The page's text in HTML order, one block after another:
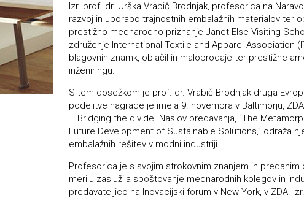
Izr. prof. dr. Urška Vrabič Brodnjak, profesorica na
razvoj in uporabo trajnostnih embalažnih materialov ter
prestižno mednarodno priznanje Janet Else Visiting
združenje International Textile and Apparel Association
blagovnih znamk, oblačil in maloprodaje ter prestižne
inženiringu.
S tem dosežkom je prof. dr. Vrabič Brodnjak druga
podelitve nagrade je imela 9. novembra v Baltimorju,
– Bridging the divide. Naslov predavanja, “The
Future Development of Sustainable Solutions,” odraža
embalažnih rešitev v modni industriji.
Profesorica je s svojim strokovnim znanjem in
merilu zaslužila spoštovanje mednarodnih kolegov in
predavateljico na Inovacijski forum v New York, v ZDA.